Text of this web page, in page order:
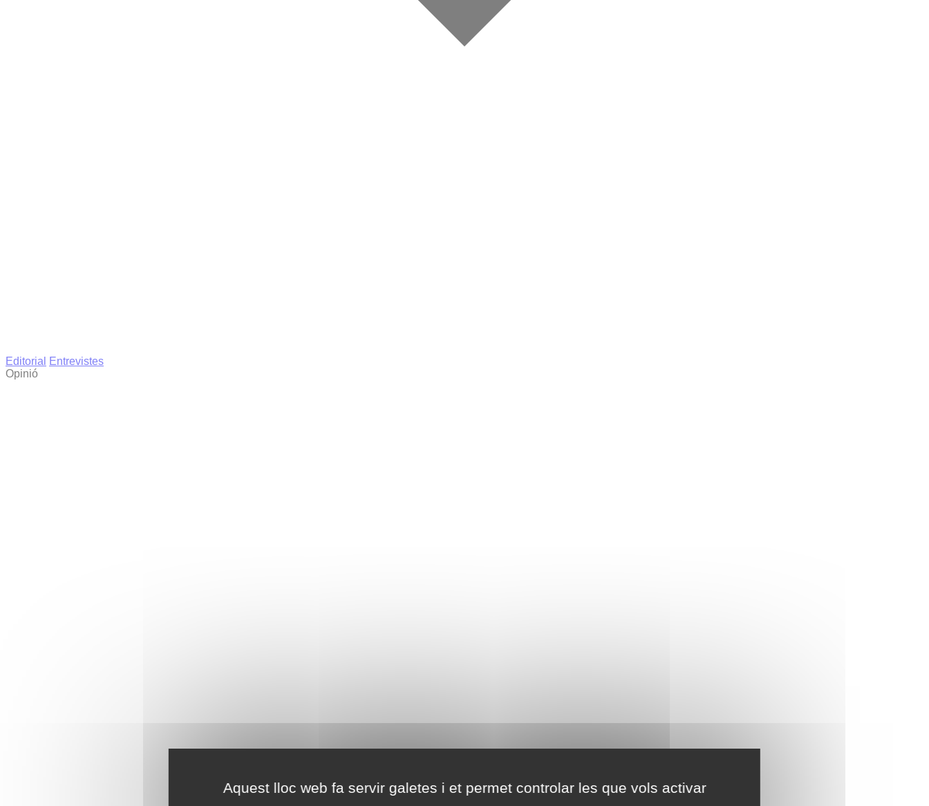
Aquest lloc web fa servir galetes i et permet controlar les que vols activar
Editorial
Entrevistes
Opinió